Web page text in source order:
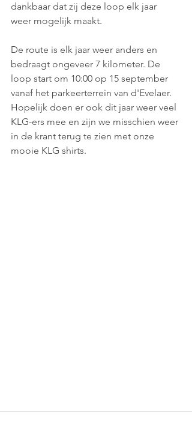
dankbaar dat zij deze loop elk jaar
weer mogelijk maakt.
De route is elk jaar weer anders en
bedraagt ongeveer 7 kilometer. De
loop start om 10:00 op 15 september
vanaf het parkeerterrein van d'Evelaer.
Hopelijk doen er ook dit jaar weer veel
KLG-ers mee en zijn we misschien weer
in de krant terug te zien met onze
mooie KLG shirts.